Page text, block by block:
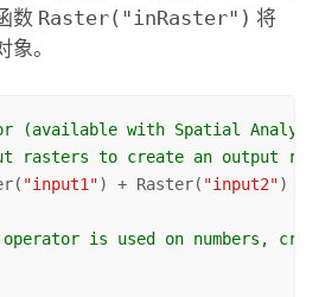
数 Raster("inRaster") 将
。
(available with Spatial
rasters to create an output
"input1") + Raster( "input2")
operator is used on numbers,